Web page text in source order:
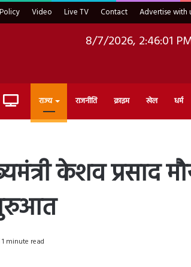
Video Live TV Contact Advertise with
8/7/2026, 2:46:02
Live राज्य राजनीति क्राइम खेल धर्म
केशव प्रसाद
1 minute read